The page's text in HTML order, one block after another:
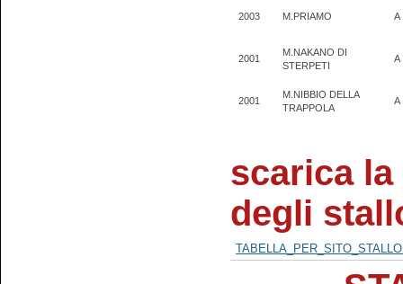
2003 M.PRIAMO A
2001
M.NAKANO DI
STERPETI
A
2001
M.NIBBIO DELLA
TRAPPOLA
A
scarica
degli